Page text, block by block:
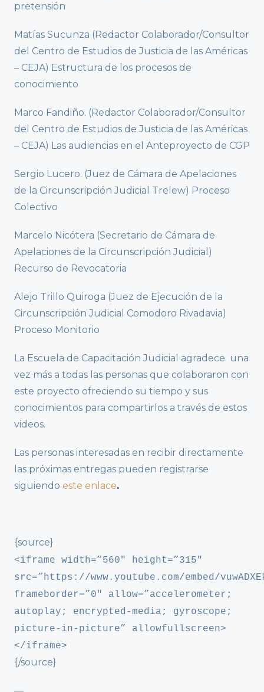
pretensión
Matías Sucunza (Redactor Colaborador/Consultor
del Centro de Estudios de Justicia de las Américas
– CEJA) Estructura de los procesos de
conocimiento
Marco Fandiño. (Redactor Colaborador/Consultor
del Centro de Estudios de Justicia de las Américas
– CEJA) Las audiencias en el Anteproyecto de CGP
Sergio Lucero. (Juez de Cámara de Apelaciones
de la Circunscripción Judicial Trelew) Proceso
Colectivo
Marcelo Nicótera (Secretario de Cámara de
Apelaciones de la Circunscripción Judicial)
Recurso de Revocatoria
Alejo Trillo Quiroga (Juez de Ejecución de la
Circunscripción Judicial Comodoro Rivadavia)
Proceso Monitorio
La Escuela de Capacitación Judicial agradece una
vez más a todas las personas que colaboraron con
este proyecto ofreciendo su tiempo y sus
conocimientos para compartirlos a través de estos
videos.
Las personas interesadas en recibir directamente
las próximas entregas pueden registrarse
siguiendo este enlace.
{source}
<iframe width=”560″ height=”315″
src=”https://www.youtube.com/embed/
frameborder=”0″ allow=”accelerometer;
autoplay; encrypted-media; gyroscope;
picture-in-picture” allowfullscreen>
</iframe>
{/source}